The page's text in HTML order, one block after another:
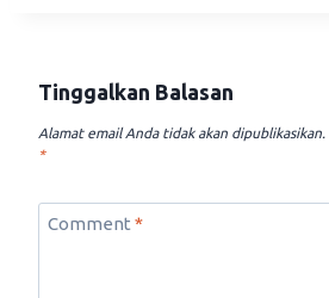
Tinggalkan Balasan
Alamat email Anda tidak akan dipublikasikan.
*
Comment *